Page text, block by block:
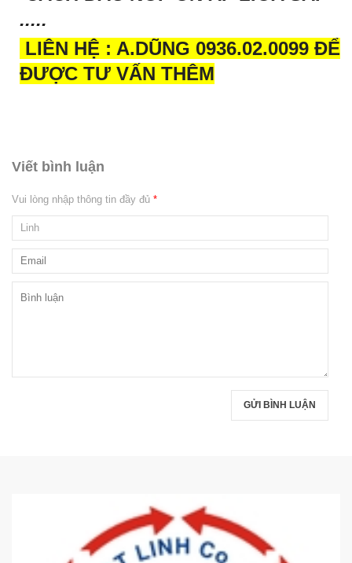
.....
LIÊN HỆ : A.DŨNG 0936.02.0099 ĐỂ
ĐƯỢC TƯ VẤN THÊM
Viết bình luận
Vui lòng nhập thông tin đầy đủ *
GỬI BÌNH LUẬN